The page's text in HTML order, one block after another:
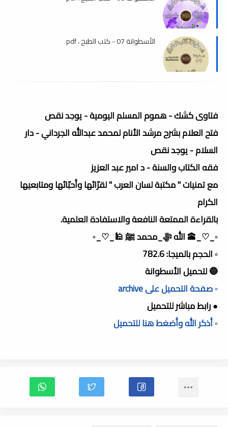
الأسطوانة 07 - كتب الطبخ ، pdf
فتاوى كشك - هموم المسلم اليومية - يوجد نقص
فتح العلام بشرح مرشد الأنام لمحمد عبدالله الجرداني - دار
السلام - يوجد نقص
فقه الكتاب والسنة - د امير عبد العزيز
مع تمنيات " مكتبة لسان العرب " لقرّائها وأحبّائها ومتابعيها
الكرام
بالقراءة الممتعة النافعة والاستفادة العلمية.
▫️_♡_🕋 الله ﷻ_محمد ﷺ 🕌_♡_▫️
▫️ الحجم بالميجا: 782.6
🔵 لتحميل الأسطوانة
▫️ صفحة التحميل على archive
● رابط مباشر للتحميل
▫️ أذكر الله وأضغط هنا للتحميل